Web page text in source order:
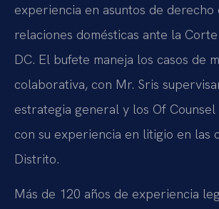
experiencia en asuntos de derecho
relaciones domésticas ante la
DC. El bufete maneja los casos de
colaborativa, con Mr. Sris
estrategia general y los Of
con su experiencia en litigio en las
Distrito.
Más de 120 años de experiencia